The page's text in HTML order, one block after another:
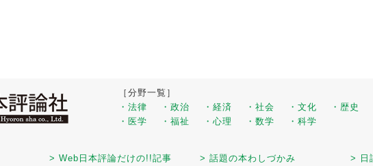
［分野一覧］
・法律
・政治 ・経済 ・社会 ・文化
・歴史
・医学
・福祉 ・心理 ・数学 ・科学
> Web日本評論だけの!!記事 > 話題の本わしづかみ > 日